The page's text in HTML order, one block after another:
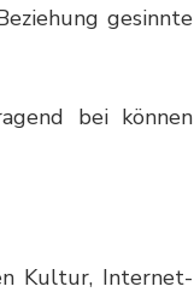
gesinnte
bei können
Kultur, Internet-